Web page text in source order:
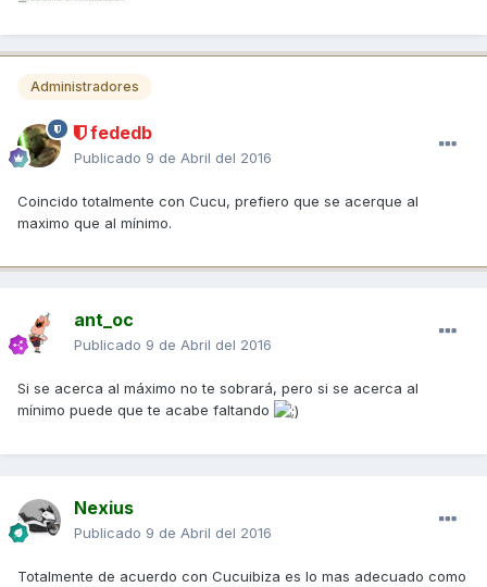
Administradores
fededb
Publicado 9 de Abril del 2016
Coincido totalmente con Cucu, prefiero que se acerque al
maximo que al mínimo.
ant_oc
Publicado 9 de Abril del 2016
Si se acerca al máximo no te sobrará, pero si se acerca al
mínimo puede que te acabe faltando
Nexius
Publicado 9 de Abril del 2016
Totalmente de acuerdo con Cucuibiza es lo mas adecuado como